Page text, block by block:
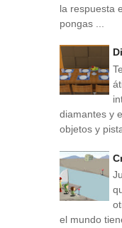
la respuesta
pongas ...
diamantes y
objetos y
el mundo